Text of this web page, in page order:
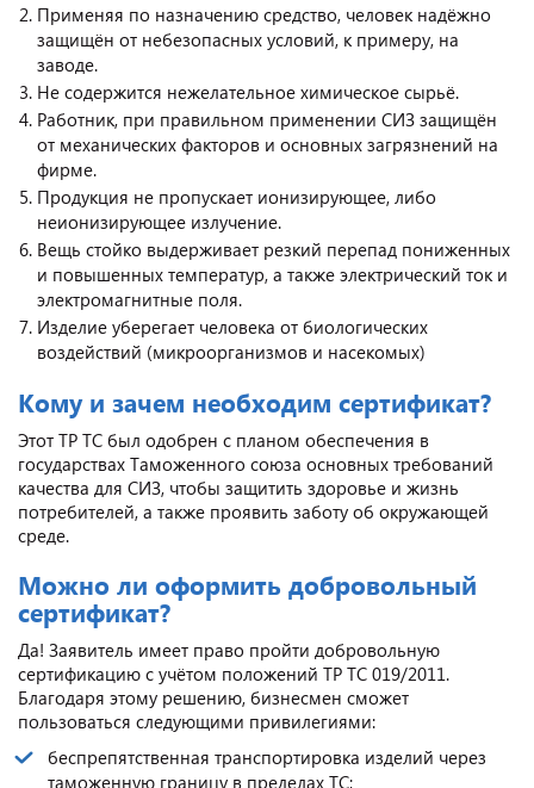
Применяя по назначению средство, человек надёжно
защищён от небезопасных условий, к примеру, на
заводе.
Не содержится нежелательное химическое сырьё.
Работник, при правильном применении СИЗ защищён
от механических факторов и основных загрязнений на
фирме.
Продукция не пропускает ионизирующее, либо
неионизирующее излучение.
Вещь стойко выдерживает резкий перепад пониженных
и повышенных температур, а также электрический ток и
электромагнитные поля.
Изделие уберегает человека от биологических
воздействий (микроорганизмов и насекомых)
Кому и зачем необходим сертификат?
Этот ТР ТС был одобрен с планом обеспечения в
государствах Таможенного союза основных требований
качества для СИЗ, чтобы защитить здоровье и жизнь
потребителей, а также проявить заботу об окружающей
среде.
Можно ли оформить добровольный
сертификат?
Да! Заявитель имеет право пройти добровольную
сертификацию с учётом положений ТР ТС 019/2011.
Благодаря этому решению, бизнесмен сможет
пользоваться следующими привилегиями:
беспрепятственная транспортировка изделий через
таможенную границу в пределах ТС;